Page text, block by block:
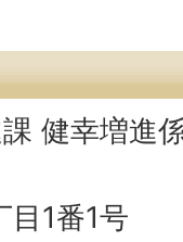
健幸増進
1番1号